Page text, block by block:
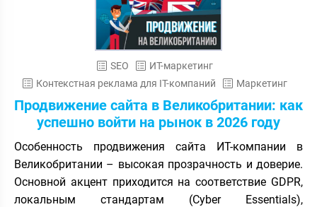
SEO
ИТ-маркетинг
Контекстная реклама для IT-компаний
Маркетинг
Продвижение сайта в Великобритании: как
успешно войти на рынок в 2026 году
Особенность продвижения сайта ИТ-компании в
Великобритании – высокая прозрачность и доверие.
Основной акцент приходится на соответствие GDPR,
локальным стандартам (Cyber Essentials),